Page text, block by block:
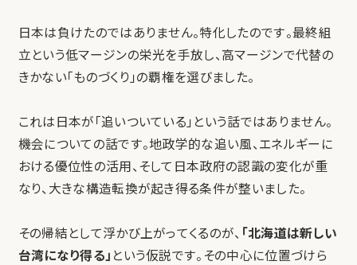
日本は負けたのではありません。特化したのです。最終組
立という低マージンの栄光を手放し、高マージンで代替の
きかない「ものづくり」の覇権を選びました。
これは日本が「追いついている」という話ではありません。
機会についての話です。地政学的な追い風、エネルギーに
おける優位性の活用、そして日本政府の認識の変化が重
なり、大きな構造転換が起き得る条件が整いました。
その帰結として浮かび上がってくるのが、 「北海道は新しい
台湾になり得る」 という仮説です。その中心に位置づけら